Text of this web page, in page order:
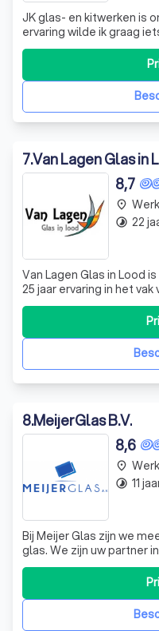
JK glas- en kitwerken is
ervaring wilde ik graag
meer dan 30 jaar
noemen. Ik bied u graag
van adviezen, waardoor
krijgt.
7.Van Lagen Glas in
8,7
Van Lagen Glas in Lood
25 jaar ervaring in het
Traditioneel glas in lood
nieuwste glas in lood
mooi, maar ook zeer
stuk!
place
timelapse 22
8.MeijerGlas B.V.
8,6
Bij Meijer Glas zijn we
glas. We zijn uw partner
projecten. Of u nu een
glas wilt laten plaatsen,
pand of kantoor wilt
Dankzij onze j
place
timelapse 11